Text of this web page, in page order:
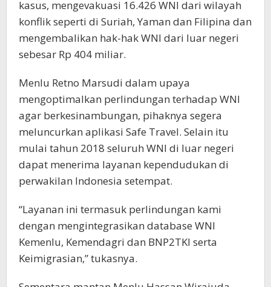
kasus, mengevakuasi 16.426 WNI dari wilayah
konflik seperti di Suriah, Yaman dan Filipina dan
mengembalikan hak-hak WNI dari luar negeri
sebesar Rp 404 miliar.
Menlu Retno Marsudi dalam upaya
mengoptimalkan perlindungan terhadap WNI
agar berkesinambungan, pihaknya segera
meluncurkan aplikasi Safe Travel. Selain itu
mulai tahun 2018 seluruh WNI di luar negeri
dapat menerima layanan kependudukan di
perwakilan Indonesia setempat.
“Layanan ini termasuk perlindungan kami
dengan mengintegrasikan database WNI
Kemenlu, Kemendagri dan BNP2TKI serta
Keimigrasian,” tukasnya.